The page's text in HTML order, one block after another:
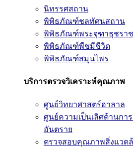
นิทรรศสถาน
พิพิธภัณฑ์ชลทัศนสถาน
พิพิธภัณฑ์พระจุฑาธุชรา
พิพิธภัณฑ์พืชมีชีวิต
พิพิธภัณฑ์สมุนไพร
บริการตรวจวิเคราะห์คุณภาพ
ศูนย์วิทยาศาสตร์ฮาลาล
ศูนย์ความเป็นเลิศด้านกา
อันตราย
ตรวจสอบคุณภาพสิ่งแวด